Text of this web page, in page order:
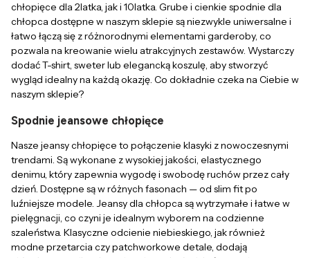
chłopięce dla 2latka, jak i 10latka. Grube i cienkie spodnie dla
chłopca dostępne w naszym sklepie są niezwykle uniwersalne i
łatwo łączą się z różnorodnymi elementami garderoby, co
pozwala na kreowanie wielu atrakcyjnych zestawów. Wystarczy
dodać T-shirt, sweter lub elegancką koszulę, aby stworzyć
wygląd idealny na każdą okazję. Co dokładnie czeka na Ciebie w
naszym sklepie?
Spodnie jeansowe chłopięce
Nasze jeansy chłopięce to połączenie klasyki z nowoczesnymi
trendami. Są wykonane z wysokiej jakości, elastycznego
denimu, który zapewnia wygodę i swobodę ruchów przez cały
dzień. Dostępne są w różnych fasonach — od slim fit po
luźniejsze modele. Jeansy dla chłopca są wytrzymałe i łatwe w
pielęgnacji, co czyni je idealnym wyborem na codzienne
szaleństwa. Klasyczne odcienie niebieskiego, jak również
modne przetarcia czy patchworkowe detale, dodają